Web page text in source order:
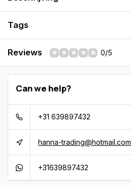
Tags
Reviews 0/5
Can we help?
+31 639897432
hanna-trading@hotmail.com
+31639897432